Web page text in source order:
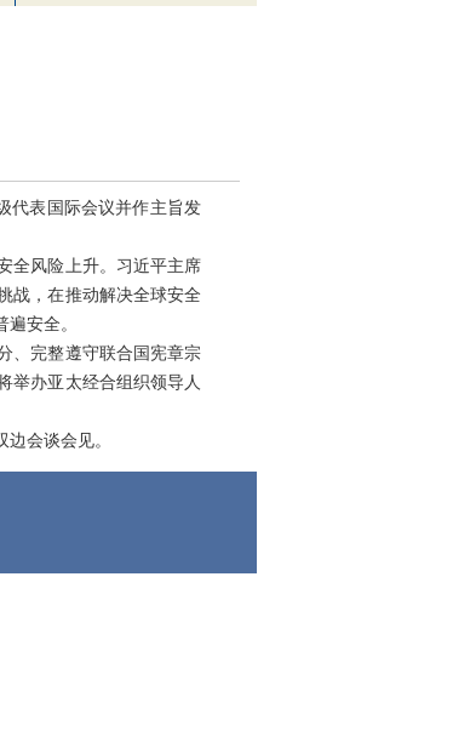
代表国际会议并作主旨发
全风险上升。习近平主席
战，在推动解决全球安全
安全。
、完整遵守联合国宪章宗
举办亚太经合组织领导人
会谈会见。